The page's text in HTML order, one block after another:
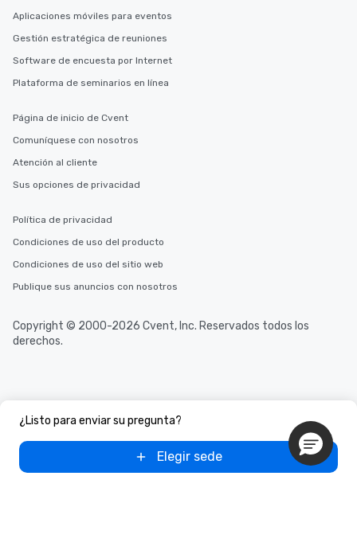
¿Listo para enviar su pregunta?
Elegir sede
Aplicaciones móviles para eventos
Gestión estratégica de reuniones
Software de encuesta por Internet
Plataforma de seminarios en línea
Página de inicio de Cvent
Comuníquese con nosotros
Atención al cliente
Sus opciones de privacidad
Política de privacidad
Condiciones de uso del producto
Condiciones de uso del sitio web
Publique sus anuncios con nosotros
Copyright © 2000-2026 Cvent, Inc. Reservados todos los
derechos.